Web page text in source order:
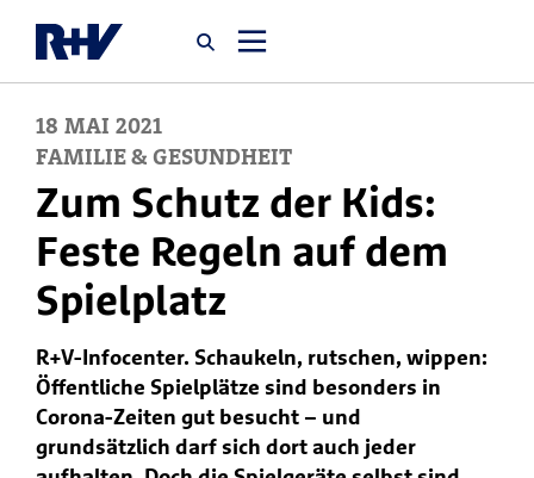
Startseite
Newsroom
Über uns
Karriere
Jobsuche
18 MAI 2021
FAMILIE & GESUNDHEIT
Zum Schutz der Kids:
Feste Regeln auf dem
Spielplatz
R+V-Infocenter. Schaukeln, rutschen, wippen:
Öffentliche Spielplätze sind besonders in
Corona-Zeiten gut besucht – und
grundsätzlich darf sich dort auch jeder